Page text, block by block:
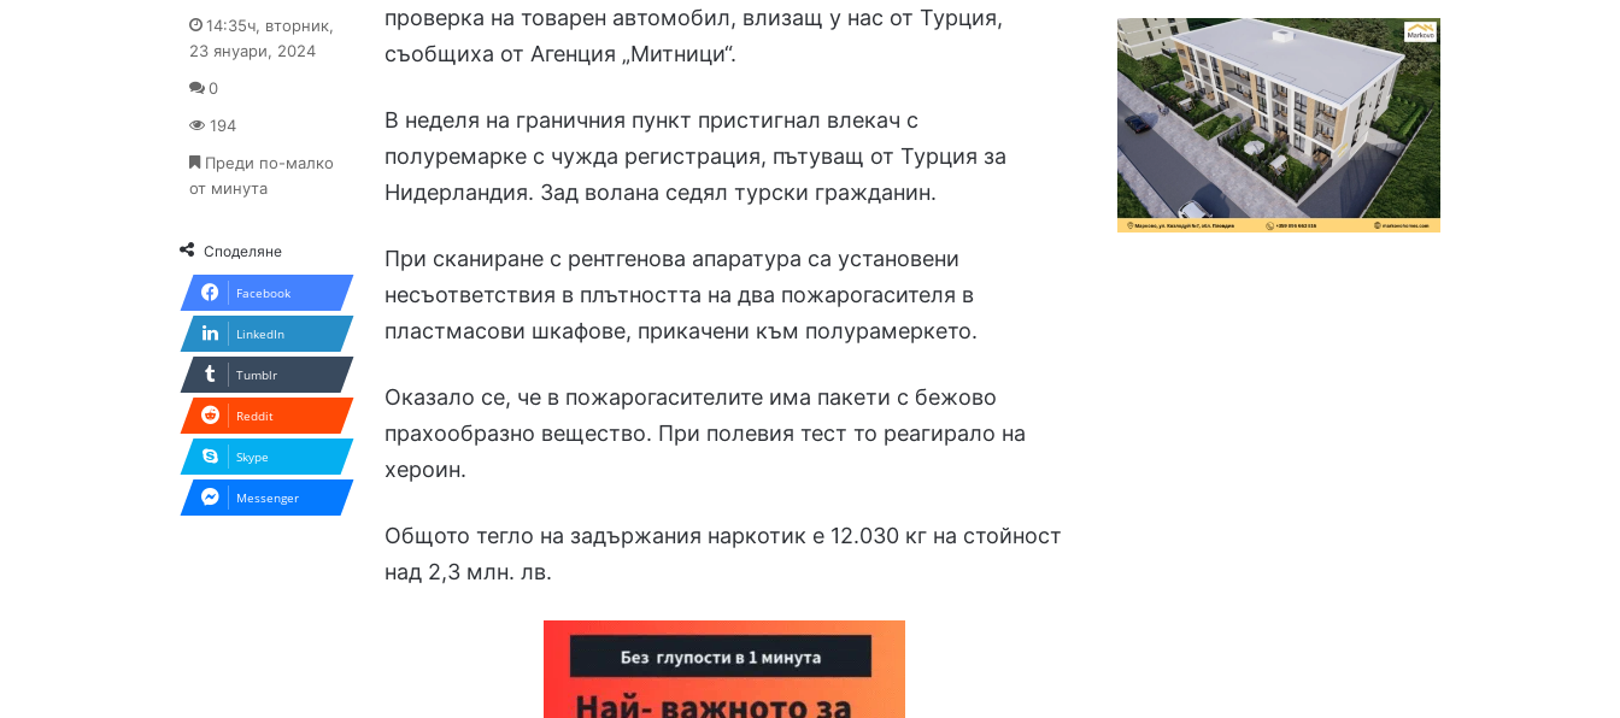
проверка на товарен автомобил, влизащ у нас от Турция,
съобщиха от Агенция „Митници“.
В неделя на граничния пункт пристигнал влекач с
полуремарке с чужда регистрация, пътуващ от Турция за
Нидерландия. Зад волана седял турски гражданин.
При сканиране с рентгенова апаратура са установени
несъответствия в плътността на два пожарогасителя в
пластмасови шкафове, прикачени към полурамеркето.
Оказало се, че в пожарогасителите има пакети с бежово
прахообразно вещество. При полевия тест то реагирало на
хероин.
Общото тегло на задържания наркотик е 12.030 кг на стойност
над 2,3 млн. лв.
X email
14:35ч, вторник,
23 януари, 2024
0
194
Преди по-малко
от минута
Споделяне
Facebook
LinkedIn
Tumblr
Reddit
Skype
Messenger